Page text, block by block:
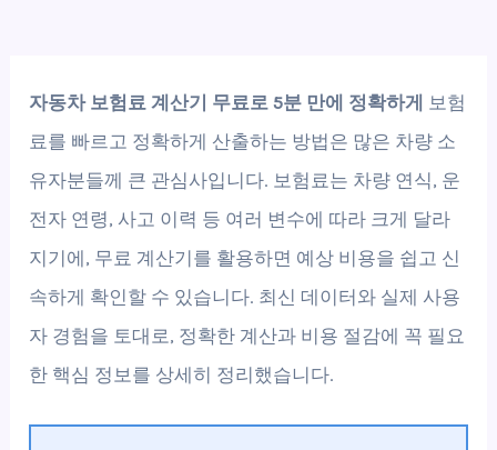
자동차 보험료 계산기 무료로 5분 만에 정확하게 보험
료를 빠르고 정확하게 산출하는 방법은 많은 차량 소
유자분들께 큰 관심사입니다. 보험료는 차량 연식, 운
전자 연령, 사고 이력 등 여러 변수에 따라 크게 달라
지기에, 무료 계산기를 활용하면 예상 비용을 쉽고 신
속하게 확인할 수 있습니다. 최신 데이터와 실제 사용
자 경험을 토대로, 정확한 계산과 비용 절감에 꼭 필요
한 핵심 정보를 상세히 정리했습니다.